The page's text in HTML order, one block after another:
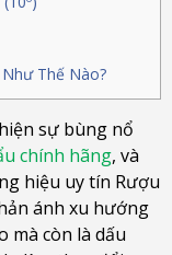
Thế Nào?
sự bùng nổ
chính hãng, và
hiệu uy tín Rượu
ánh xu hướng
mà còn là dấu